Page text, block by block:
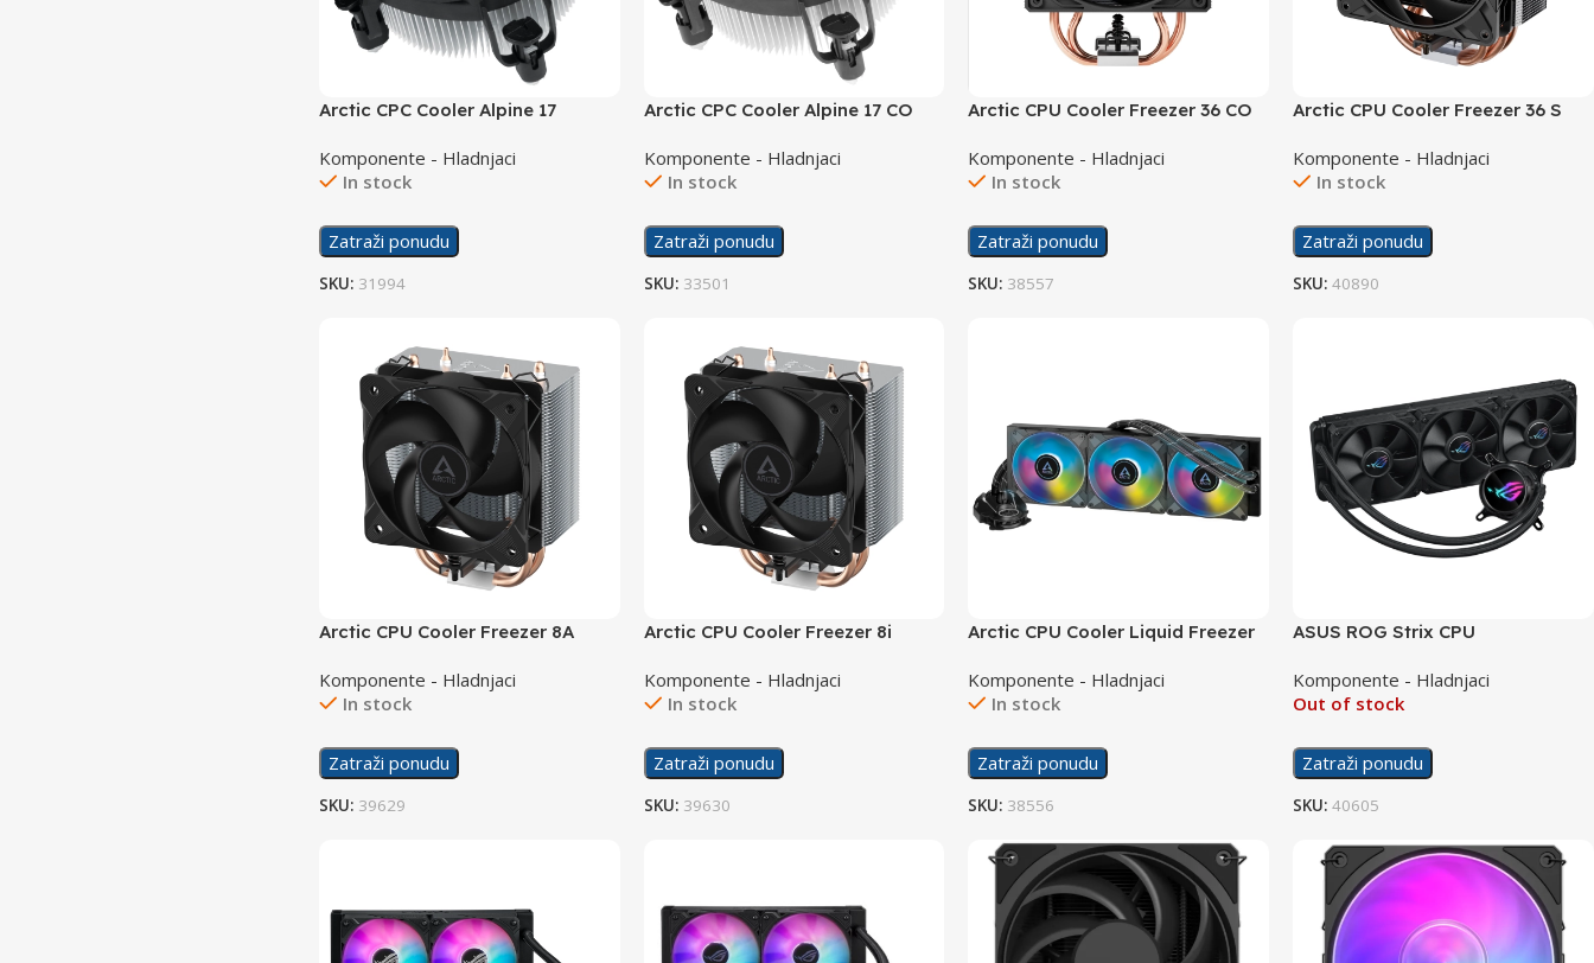
Arctic CPC Cooler Alpine 17
Komponente - Hladnjaci
In stock
Zatraži ponudu
SKU: 31994
Arctic CPC Cooler Alpine 17 CO
Komponente - Hladnjaci
In stock
Zatraži ponudu
SKU: 33501
Arctic CPU Cooler Freezer 36 CO
Komponente - Hladnjaci
In stock
Zatraži ponudu
SKU: 38557
Arctic CPU Cooler Freezer 36 S
Komponente - Hladnjaci
In stock
Zatraži ponudu
SKU:40890
Arctic CPU Cooler Freezer 8A
Komponente - Hladnjaci
In stock
Zatraži ponudu
SKU: 39629
Arctic CPU Cooler Freezer 8i
Komponente - Hladnjaci
In stock
Zatraži ponudu
SKU: 39630
Arctic CPU Cooler Liquid Freezer
Komponente - Hladnjaci
In stock
Zatraži ponudu
SKU: 38556
ASUS ROG Strix CPU
ARGB
Komponente - Hladnjaci
Out of stock
Zatraži ponudu
SKU:40605